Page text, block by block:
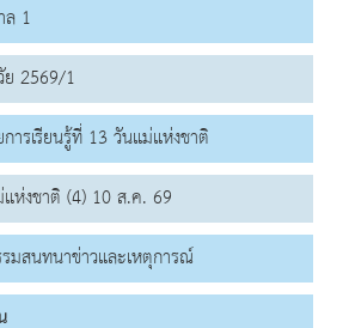
1
2569/1
ารเรียนรู้ที่ 13 วันแม่แห่งชาติ
ห่งชาติ (4) 10 ส.ค. 69
มสนทนาข่าวและเหตุการณ์